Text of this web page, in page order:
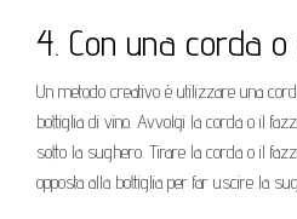
4. Con una corda o
Un metodo creativo è utilizzare una
bottiglia di vino. Avvolgi la corda o il
sotto la sughero. Tirare la corda o il
opposta alla bottiglia per far uscire la